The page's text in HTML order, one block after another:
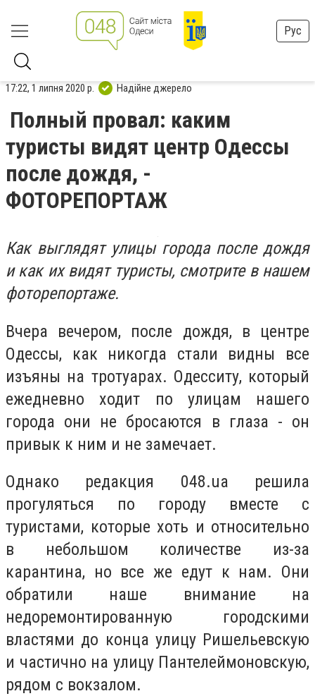
Рус
17:22, 1 липня 2020 р. Надійне джерело
Полный провал: каким
туристы видят центр Одессы
после дождя, -
ФОТОРЕПОРТАЖ
Как выглядят улицы города после дождя
и как их видят туристы, смотрите в нашем
фоторепортаже.
Вчера вечером, после дождя, в центре
Одессы, как никогда стали видны все
изъяны на тротуарах. Одесситу, который
ежедневно ходит по улицам нашего
города они не бросаются в глаза - он
привык к ним и не замечает.
Однако редакция 048.ua решила
прогуляться по городу вместе с
туристами, которые хоть и относительно
в небольшом количестве из-за
карантина, но все же едут к нам. Они
обратили наше внимание на
недоремонтированную городскими
властями до конца улицу Ришельевскую
и частично на улицу Пантелеймоновскую,
рядом с вокзалом.